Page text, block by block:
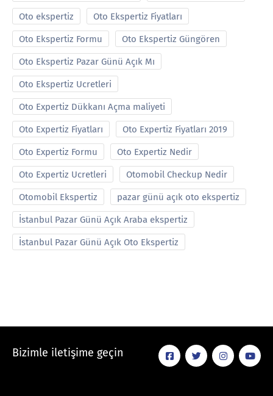
Oto ekspertiz Oto Ekspertiz Fiyatları
Oto Ekspertiz Formu Oto Ekspertiz Güngören
Oto Ekspertiz Pazar Günü Açık Mı
Oto Ekspertiz Ucretleri
Oto Expertiz Dükkanı Açma maliyeti
Oto Expertiz Fiyatları Oto Expertiz Fiyatları 2019
Oto Expertiz Formu Oto Expertiz Nedir
Oto Expertiz Ucretleri Otomobil Checkup Nedir
Otomobil Ekspertiz pazar günü açık oto ekspertiz
İstanbul Pazar Günü Açık Araba ekspertiz
İstanbul Pazar Günü Açık Oto Ekspertiz
Bizimle iletişime geçin